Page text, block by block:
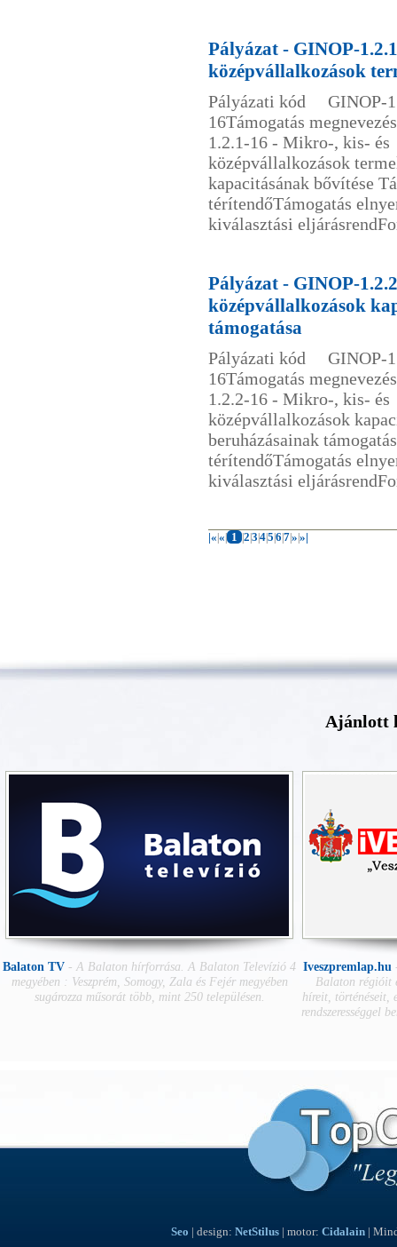
Pályázat - GINOP-
középvállalkozások
Pályázati kód GINOP-
16Támogatás
1.2.1-16 - Mikro-, kis- és
középvállalkozások
kapacitásának bővítése
térítendőTámogatás
kiválasztási
Pályázat - GINOP-
középvállalkozások
támogatása
Pályázati kód GINOP-
16Támogatás
1.2.2-16 - Mikro-, kis- és
középvállalkozások
beruházásainak
térítendőTámogatás
kiválasztási
|« « 1 2 3 45 6 7» »|
Ajánlott
Balaton TV - A Balaton hírforrása. A Balaton Televízió 4
megyében : Veszprém, Somogy, Zala és Fejér megyében
sugározza műsorát több, mint 250 településen.
Iveszpremlap.hu
Balaton régióit
híreit, történéseit,
rendszerességgel
Seo | design: NetStilus | motor: Cidalain |